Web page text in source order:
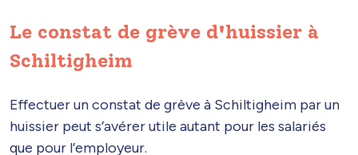
Le constat de grève d'huissier à
Schiltigheim
Effectuer un constat de grève à Schiltigheim par un
huissier peut s’avérer utile autant pour les salariés
que pour l’employeur.